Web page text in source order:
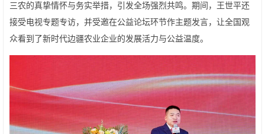
三农的真挚情怀与务实举措，引发全场强烈共鸣。期间，王世平还
接受电视专题专访，并受邀在公益论坛环节作主题发言，让全国观
众看到了新时代边疆农业企业的发展活力与公益温度。